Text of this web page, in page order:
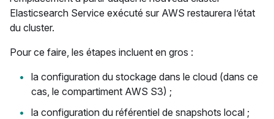
Elasticsearch Service exécuté sur AWS restaurera l’état
du cluster.
Pour ce faire, les étapes incluent en gros :
la configuration du stockage dans le cloud (dans ce
cas, le compartiment AWS S3) ;
la configuration du référentiel de snapshots local ;